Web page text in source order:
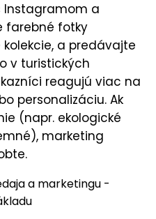
Instagramom a
farebné fotky
a predávajte
v turistických
reagujú viac na
personalizáciu. Ak
(napr. ekologické
marketing
a marketingu -